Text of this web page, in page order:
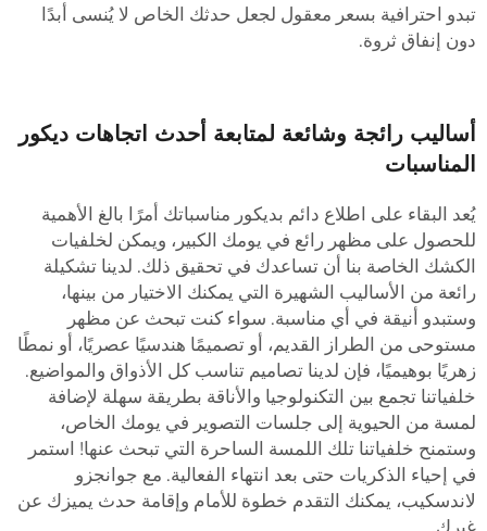
احترافية بسعر معقول لجعل حدثك الخاص لا يُنسى أبدًا
إنفاق ثروة.
رائجة وشائعة لمتابعة أحدث اتجاهات ديكور
البقاء على اطلاع دائم بديكور مناسباتك أمرًا بالغ الأهمية
على مظهر رائع في يومك الكبير، ويمكن لخلفيات
الخاصة بنا أن تساعدك في تحقيق ذلك. لدينا تشكيلة
من الأساليب الشهيرة التي يمكنك الاختيار من بينها،
أنيقة في أي مناسبة. سواء كنت تبحث عن مظهر
من الطراز القديم، أو تصميمًا هندسيًا عصريًا، أو نمطًا
بوهيميًا، فإن لدينا تصاميم تناسب كل الأذواق والمواضيع.
تجمع بين التكنولوجيا والأناقة بطريقة سهلة لإضافة
من الحيوية إلى جلسات التصوير في يومك الخاص،
خلفياتنا تلك اللمسة الساحرة التي تبحث عنها! استمر
إحياء الذكريات حتى بعد انتهاء الفعالية. مع جوانجزو
يمكنك التقدم خطوة للأمام وإقامة حدث يميزك عن